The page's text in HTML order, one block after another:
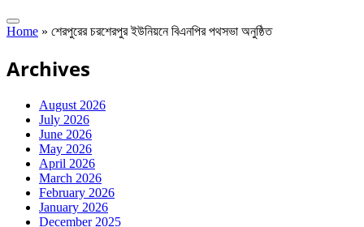
Home » শেরপুরের চরশেরপুর ইউনিয়নে বিএনপির পথসভা অনুষ্ঠিত
Archives
August 2026
July 2026
June 2026
May 2026
April 2026
March 2026
February 2026
January 2026
December 2025